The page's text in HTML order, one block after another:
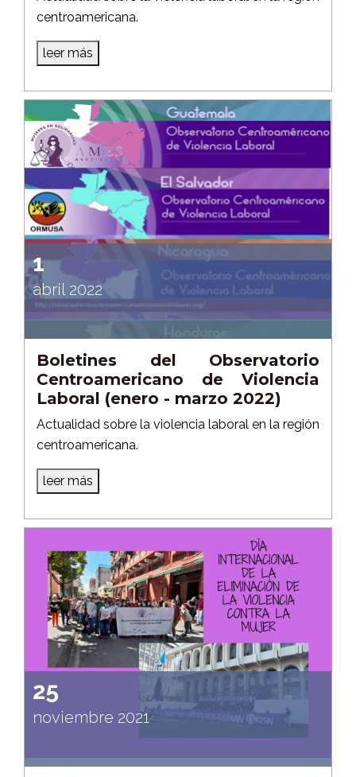
centroamericana.
leer más
1
abril 2022
Boletines del Observatorio
Centroamericano de Violencia
Laboral (enero - marzo 2022)
Actualidad sobre la violencia laboral en la región
centroamericana.
leer más
25
noviembre 2021